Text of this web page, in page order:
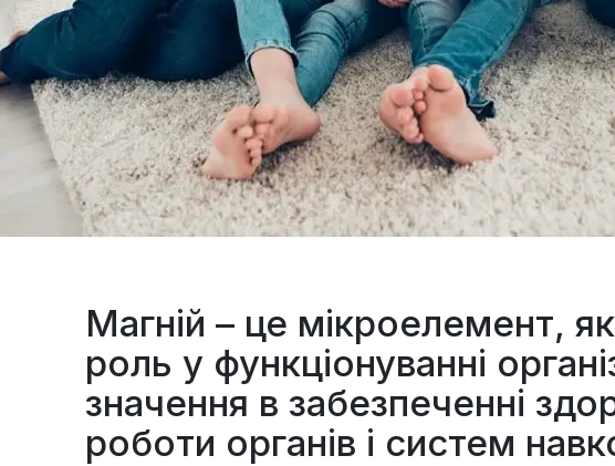
Магній – це мікроелемент,
роль у функціонуванні
значення в забезпеченні
роботи органів і систем